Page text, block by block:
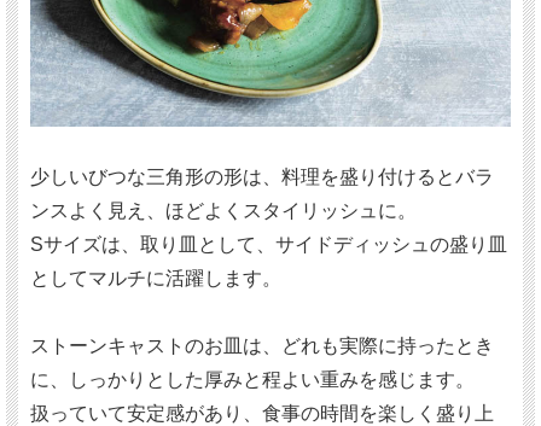
少しいびつな三角形の形は、料理を盛り付けるとバラ
ンスよく見え、ほどよくスタイリッシュに。
Sサイズは、取り皿として、サイドディッシュの盛り皿
としてマルチに活躍します。
ストーンキャストのお皿は、どれも実際に持ったとき
に、しっかりとした厚みと程よい重みを感じます。
扱っていて安定感があり、食事の時間を楽しく盛り上